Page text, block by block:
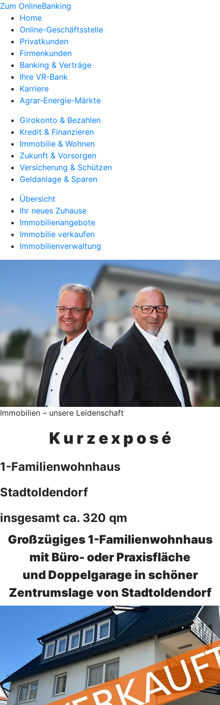
Zum OnlineBanking
Home
Online-Geschäftsstelle
Privatkunden
Firmenkunden
Banking & Verträge
Ihre VR-Bank
Karriere
Agrar-Energie-Märkte
Girokonto & Bezahlen
Kredit & Finanzieren
Immobilie & Wohnen
Zukunft & Vorsorgen
Versicherung & Schützen
Geldanlage & Sparen
Übersicht
Ihr neues Zuhause
Immobilienangebote
Immobilie verkaufen
Immobilienverwaltung
Immobilien – unsere Leidenschaft
K u r z e x p o s é
1-Familienwohnhaus
Stadtoldendorf
insgesamt ca. 320 qm
Großzügiges 1-Familienwohnhaus
mit Büro- oder Praxisfläche
und Doppelgarage in schöner
Zentrumslage von Stadtoldendorf